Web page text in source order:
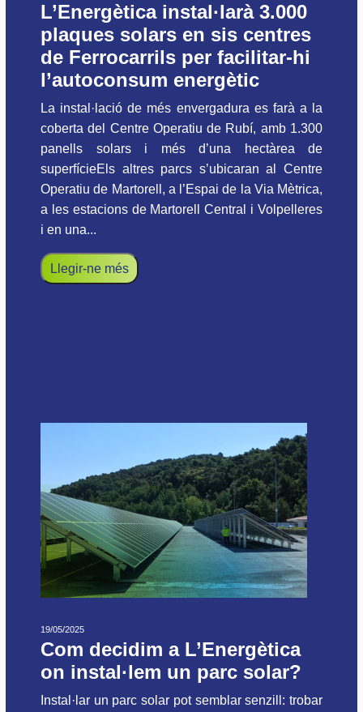
L’Energètica instal·larà 3.000
plaques solars en sis centres
de Ferrocarrils per facilitar-hi
l’autoconsum energètic
La instal·lació de més envergadura es farà a la
coberta del Centre Operatiu de Rubí, amb 1.300
panells solars i més d’una hectàrea de
superfícieEls altres parcs s’ubicaran al Centre
Operatiu de Martorell, a l’Espai de la Via Mètrica,
a les estacions de Martorell Central i Volpelleres
i en una...
Llegir-ne més
19/05/2025
Com decidim a L’Energètica
on instal·lem un parc solar?
Instal·lar un parc solar pot semblar senzill: trobar